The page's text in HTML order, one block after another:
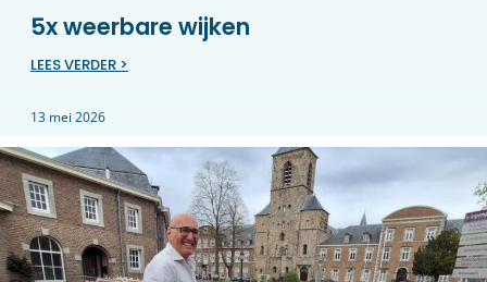
5x weerbare wijken
LEES VERDER >
13 mei 2026